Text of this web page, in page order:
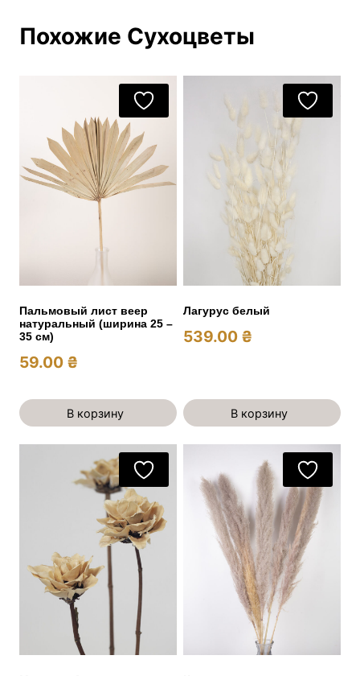
жженый
Похожие Сухоцветы
Пальмовый лист веер
натуральный (ширина 25 –
35 см)
59.00 ₴
В корзину
Лагурус белый
539.00 ₴
В корзину